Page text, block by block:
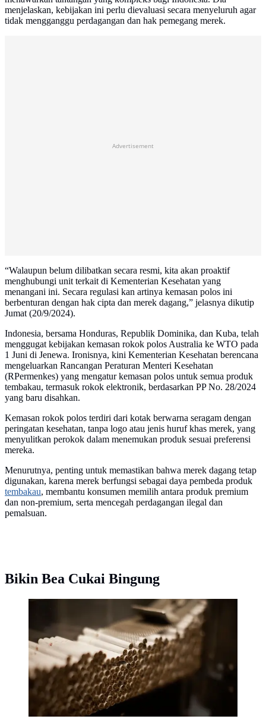
menjelaskan, kebijakan ini perlu dievaluasi secara menyeluruh agar
tidak mengganggu perdagangan dan hak pemegang merek.
Advertisement
“Walaupun belum dilibatkan secara resmi, kita akan proaktif
menghubungi unit terkait di Kementerian Kesehatan yang
menangani ini. Secara regulasi kan artinya kemasan polos ini
berbenturan dengan hak cipta dan merek dagang,” jelasnya dikutip
Jumat (20/9/2024).
Indonesia, bersama Honduras, Republik Dominika, dan Kuba, telah
menggugat kebijakan kemasan rokok polos Australia ke WTO pada
1 Juni di Jenewa. Ironisnya, kini Kementerian Kesehatan berencana
mengeluarkan Rancangan Peraturan Menteri Kesehatan
(RPermenkes) yang mengatur kemasan polos untuk semua produk
tembakau, termasuk rokok elektronik, berdasarkan PP No. 28/2024
yang baru disahkan.
Kemasan rokok polos terdiri dari kotak berwarna seragam dengan
peringatan kesehatan, tanpa logo atau jenis huruf khas merek, yang
menyulitkan perokok dalam menemukan produk sesuai preferensi
mereka.
Menurutnya, penting untuk memastikan bahwa merek dagang tetap
digunakan, karena merek berfungsi sebagai daya pembeda produk
tembakau, membantu konsumen memilih antara produk premium
dan non-premium, serta mencegah perdagangan ilegal dan
pemalsuan.
Bikin Bea Cukai Bingung
Cukai rokok memang senikmat kepulan asap tembakau.
Bisa dibilang, inilah ATM bagi pemerintah yang tak
pernah kering.